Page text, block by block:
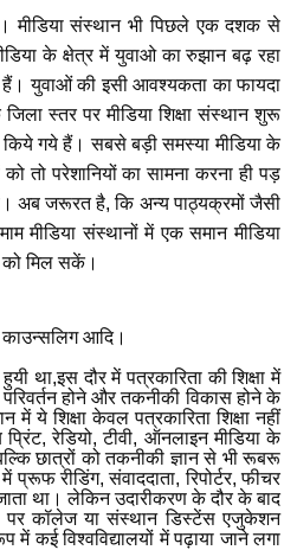
है। मीडिया संस्थान भी पिछले एक दशक से
के क्षेत्र में युवाओ का रुझान बढ़ रहा
हैं। युवाओं की इसी आवश्यकता का फायदा
स्तर पर मीडिया शिक्षा संस्थान शुरू
किये गये हैं। सबसे बड़ी समस्या मीडिया के
तो परेशानियोंका सामना करना ही पड़
है। अब जरूरत है, कि अन्य पाठ्यक्रमों जैसी
मीडिया संस्थानों में एक समान मीडिया
को मिल सकें।
काउन्सलिग आदि।
दौर में पत्रकारिता की शिक्षा में
होने और तकनीकी विकास होने के
में ये शिक्षा केवल पत्रकारिता शिक्षा नहीं
प्रिंट, रेडियो, टीवी, ऑनलाइन मीडिया के
छात्रों को तकनीकी ज्ञान से भी रूबरू
में प्रूफ रीडिंग,संवाददाता,रिपोर्टर,फीचर
था। लेकिन उदारीकरण के दौर के बाद
पर कॉलेज या संस्थान डिस्टेंस एजुकेशन
कई विश्वविद्यालयों में पढ़ाया जाने लगा